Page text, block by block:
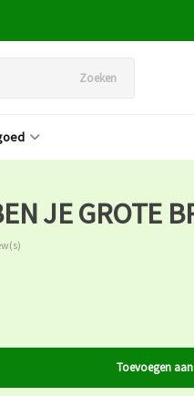
Zoeken
JE GROTE
Toevoegen